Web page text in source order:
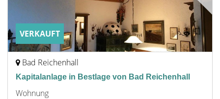
VERKAUFT
Bad Reichenhall
Kapitalanlage in Bestlage von Bad Reichenhall
Wohnung